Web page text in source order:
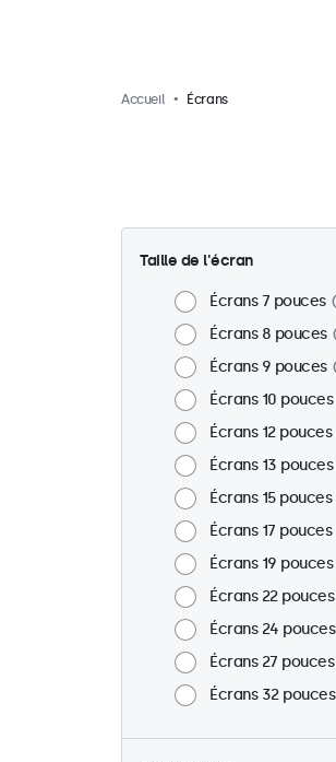
Accueil Écrans
Taille de l'écran
Écrans 7 pouces
Écrans 8 pouces
Écrans 9 pouces
Écrans 10 pouces
Écrans 12 pouces
Écrans 13 pouces
Écrans 15 pouces
Écrans 17 pouces
Écrans 19 pouces
Écrans 22 pouces
Écrans 24 pouces
Écrans 27 pouces
Écrans 32 pouces